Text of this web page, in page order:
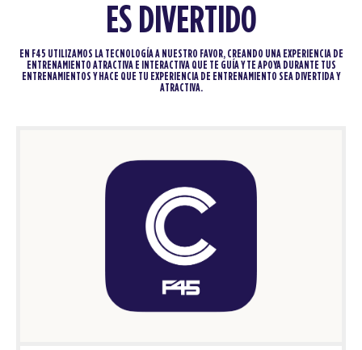
ES DIVERTIDO
EN F45 UTILIZAMOS LA TECNOLOGÍA A NUESTRO FAVOR, CREANDO UNA EXPERIENCIA DE
ENTRENAMIENTO ATRACTIVA E INTERACTIVA QUE TE GUÍA Y TE APOYA DURANTE TUS
ENTRENAMIENTOS Y HACE QUE TU EXPERIENCIA DE ENTRENAMIENTO SEA DIVERTIDA Y
ATRACTIVA.